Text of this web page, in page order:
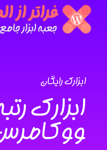
ابزارک رایگان
ابزارک
ووکامرس